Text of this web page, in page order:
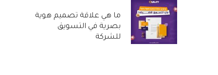
ما هي علاقة تصميم هوية
بصرية في التسويق
للشركة